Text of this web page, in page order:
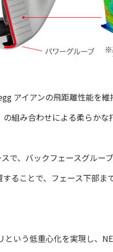
アイアンの飛距離性能を
組み合わせによる柔らかな
で、バックフェースグルー
ることで、フェース下部
いう低重心化を実現し、